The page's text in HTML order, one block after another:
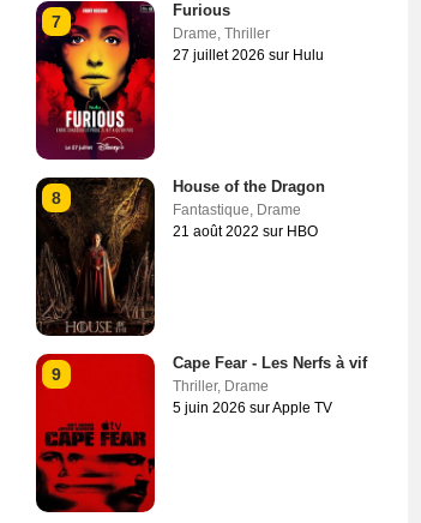
7
Furious
Drame, Thriller
27 juillet 2026 sur Hulu
8
House of the Dragon
Fantastique, Drame
21 août 2022 sur HBO
9
Cape Fear - Les Nerfs à vif
Thriller, Drame
5 juin 2026 sur Apple TV